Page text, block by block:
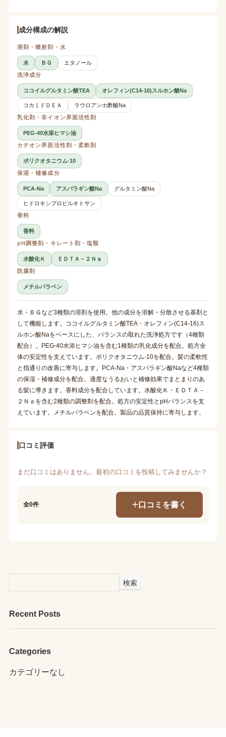
成分構成の解説
溶剤・噴射剤・水
水 ＢＧ
エタノール
洗浄成分
ココイルグルタミン酸TEA オレフィン(C14-16)スルホン酸Na
コカミドＤＥＡ
ラウロアンホ酢酸Na
乳化剤・非イオン界面活性剤
PEG-40水添ヒマシ油
カチオン界面活性剤・柔軟剤
ポリクオタニウム-10
保湿・補修成分
PCA-Na アスパラギン酸Na グルタミン酸Na
ヒドロキシプロピルキトサン
香料
香料
pH調整剤・キレート剤・塩類
水酸化Ｋ
ＥＤＴＡ－２Ｎａ
防腐剤
メチルパラベン
水・ＢＧなど3種類の溶剤を使用。他の成分を溶解・分散させる基剤と
して機能します。ココイルグルタミン酸TEA・オレフィン(C14-16)ス
ルホン酸Naをベースにした、バランスの取れた洗浄処方です（4種類
配合）。PEG-40水添ヒマシ油を含む1種類の乳化成分を配合。処方全
体の安定性を支えています。ポリクオタニウム-10を配合。髪の柔軟性
と指通りの改善に寄与します。PCA-Na・アスパラギン酸Naなど4種類
の保湿・補修成分を配合。適度なうるおいと補修効果でまとまりのあ
る髪に導きます。香料成分を配合しています。水酸化Ｋ・ＥＤＴＡ－
２Ｎａを含む2種類の調整剤を配合。処方の安定性とpHバランスを支
えています。メチルパラベンを配合。製品の品質保持に寄与します。
口コミ評価
まだ口コミはありません。最初の口コミを投稿してみませんか？
全0件 口コミを書く
検索
Recent Posts
Categories
カテゴリーなし